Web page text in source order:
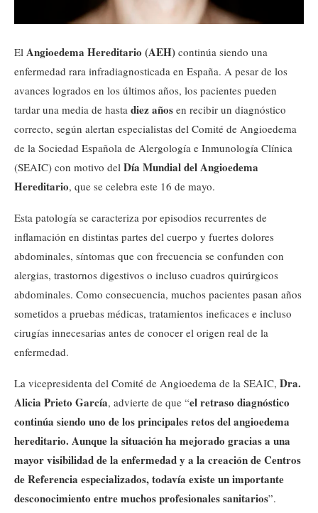
El Angioedema Hereditario (AEH) continúa siendo una
enfermedad rara infradiagnosticada en España. A pesar de los
avances logrados en los últimos años, los pacientes pueden
tardar una media de hasta diez años en recibir un diagnóstico
correcto, según alertan especialistas del Comité de Angioedema
de la Sociedad Española de Alergología e Inmunología Clínica
(SEAIC) con motivo del Día Mundial del Angioedema
Hereditario, que se celebra este 16 de mayo.
Esta patología se caracteriza por episodios recurrentes de
inflamación en distintas partes del cuerpo y fuertes dolores
abdominales, síntomas que con frecuencia se confunden con
alergias, trastornos digestivos o incluso cuadros quirúrgicos
abdominales. Como consecuencia, muchos pacientes pasan años
sometidos a pruebas médicas, tratamientos ineficaces e incluso
cirugías innecesarias antes de conocer el origen real de la
enfermedad.
La vicepresidenta del Comité de Angioedema de la SEAIC, Dra.
Alicia Prieto García, advierte de que “el retraso diagnóstico
continúa siendo uno de los principales retos del angioedema
hereditario. Aunque la situación ha mejorado gracias a una
mayor visibilidad de la enfermedad y a la creación de Centros
de Referencia especializados, todavía existe un importante
desconocimiento entre muchos profesionales sanitarios”.